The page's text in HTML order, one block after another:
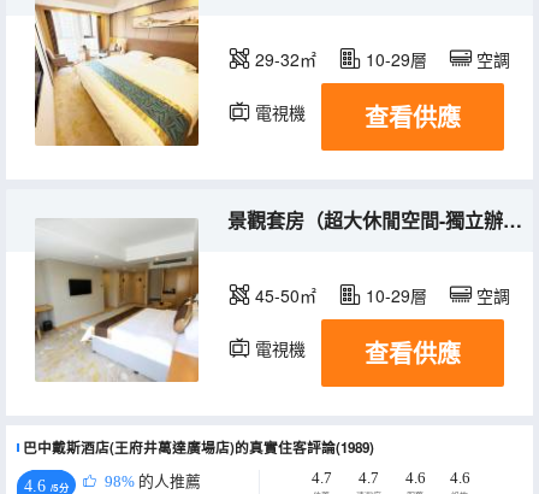
29-32㎡ 10-29層 空調
電視機 查看供應
景觀套房（超大休閒空間-獨立辦公-茶具）
45-50㎡ 10-29層 空調
電視機 冰箱
查看供應
巴中戴斯酒店(王府井萬達廣場店)的真實住客評論(1989)
4.6 /5分 98% 的人推薦 4.7 4.7 4.6 4.6